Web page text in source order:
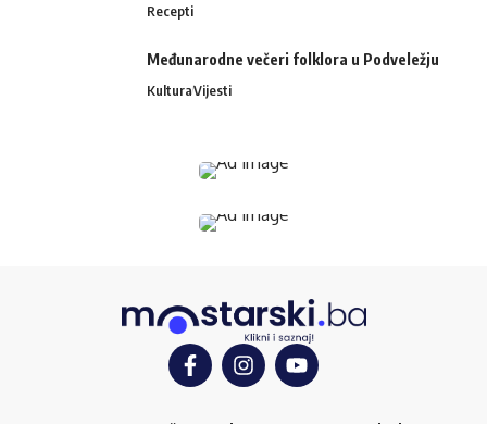
Recepti
Međunarodne večeri folklora u Podveležju
KulturaVijesti